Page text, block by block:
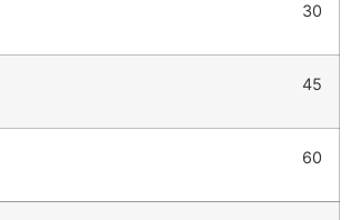
30
45
60